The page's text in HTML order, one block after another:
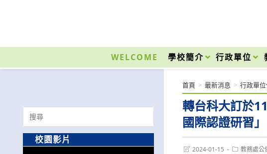
內
WELCOME 學校簡介 行政單位
轉台科大訂於
國際認證研習」
首頁 > 最新消息 > 行政單
Post2024-01-15
Post教務處公
Search
for:
校園影片